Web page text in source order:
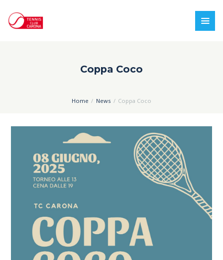
Coppa Coco
Home News Coppa Coco